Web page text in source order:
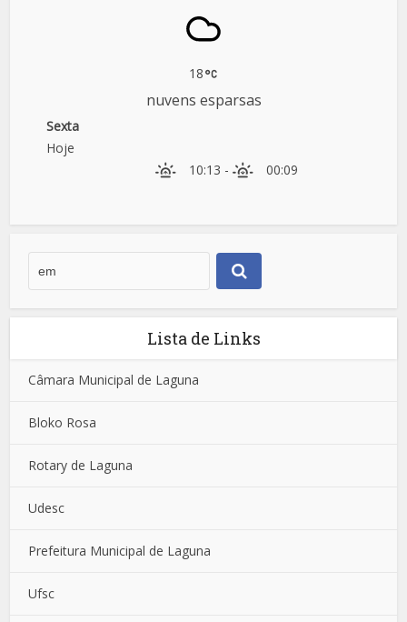
18
nuvens esparsas
Sexta
Hoje
10:13 - 00:09
Lista de Links
Câmara Municipal de Laguna
Bloko Rosa
Rotary de Laguna
Udesc
Prefeitura Municipal de Laguna
Ufsc